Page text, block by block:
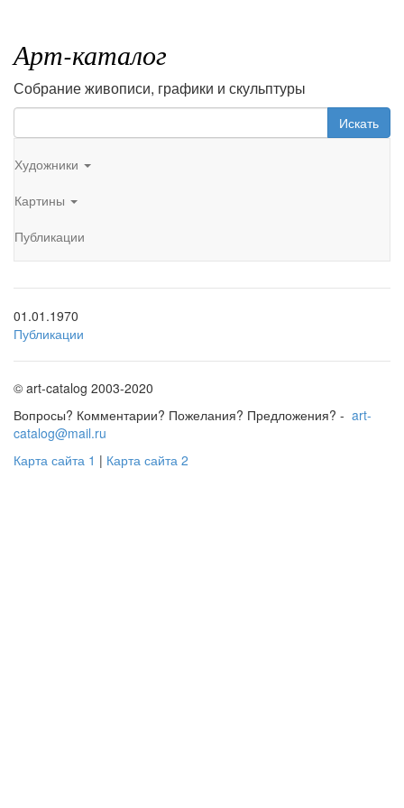
Арт-каталог
Собрание живописи, графики и скульптуры
Искать
Художники
Картины
Публикации
01.01.1970
Публикации
© art-catalog 2003-2020
Вопросы? Комментарии? Пожелания? Предложения? - art-
catalog@mail.ru
Карта сайта 1 | Карта сайта 2